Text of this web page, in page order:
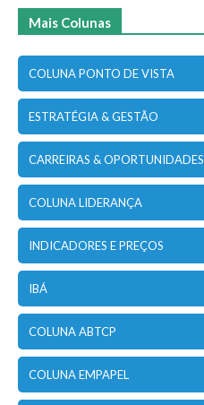
Mais Colunas
COLUNA PONTO DE VISTA
ESTRATÉGIA & GESTÃO
CARREIRAS & OPORTUNIDADES
COLUNA LIDERANÇA
INDICADORES E PREÇOS
IBÁ
COLUNA ABTCP
COLUNA EMPAPEL